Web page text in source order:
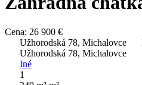
Cena: 26 900 €
Užhorodská 78, Michalovce
Užhorodská 78, Michalovce
Iné
1